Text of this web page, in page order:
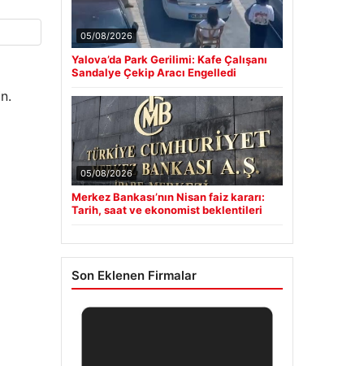
05/08/2026
Yalova’da Park Gerilimi: Kafe Çalışanı
Sandalye Çekip Aracı Engelledi
05/08/2026
Merkez Bankası’nın Nisan faiz kararı:
Tarih, saat ve ekonomist beklentileri
Son Eklenen Firmalar